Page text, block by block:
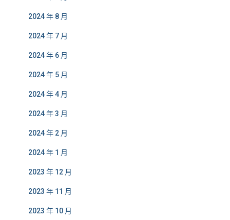
2024 年 8 月
2024 年 7 月
2024 年 6 月
2024 年 5 月
2024 年 4 月
2024 年 3 月
2024 年 2 月
2024 年 1 月
2023 年 12 月
2023 年 11 月
2023 年 10 月